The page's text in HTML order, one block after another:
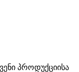
პროდუქციისა